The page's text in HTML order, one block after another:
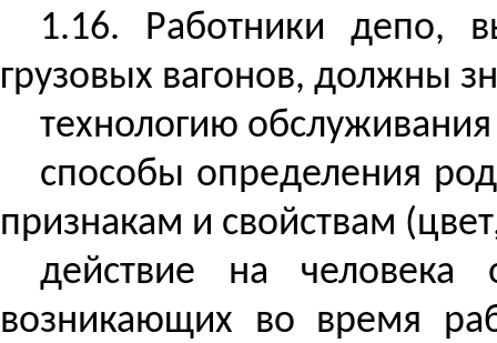
1.16. Работники депо,
грузовых вагонов, должны
технологию
способы определения
признакам и свойствам
действие на человека
возникающих во время